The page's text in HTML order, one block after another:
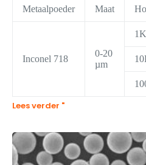
Metaalpoeder Maat
Inconel 718
0-20
µm
Lees verder "